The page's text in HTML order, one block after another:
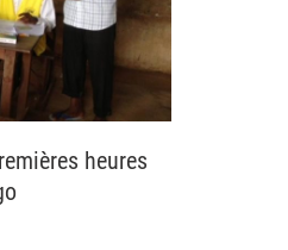
heures